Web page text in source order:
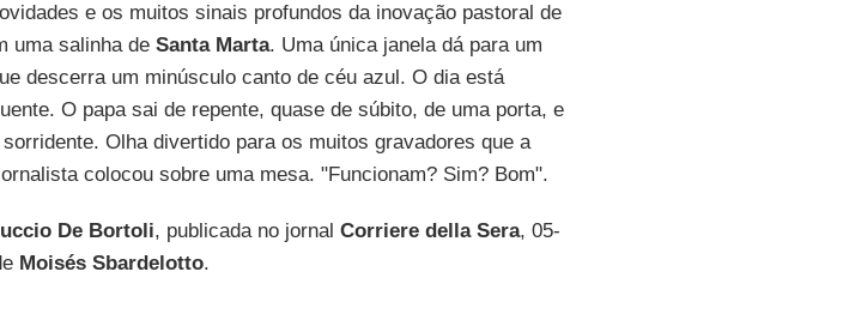
e os muitos sinais profundos da inovação pastoral de
uma salinha de Santa Marta. Uma única janela dá para um
descerra um minúsculo canto de céu azul. O dia está
O papa sai de repente, quase de súbito, de uma porta, e
Olha divertido para os muitos gravadores que a
colocou sobre uma mesa. "Funcionam? Sim? Bom".
De Bortoli, publicada no jornal Corriere della Sera, 05-
Moisés Sbardelotto.